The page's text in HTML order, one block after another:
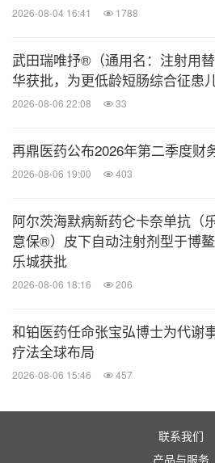
2026-08-04 16:41 1788
武田瑞唯抒®（通用名：注射用
华获批，为更低龄短肠综合征患
2026-08-06 22:08 33
再鼎医药公布2026年第二季度财
2026-08-06 19:00 403
阿尔茨海默病新药仑卡奈单抗（
意保®）皮下自动注射剂型于博鳌
乐城获批
2026-08-06 18:16 206
和铂医药任命张宝弘博士为代谢
疗法全球布局
2026-08-06 15:46 457
联系我们
产品与服务